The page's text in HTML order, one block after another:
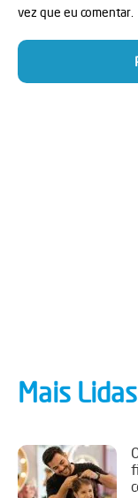
vez que eu comentar.
Mais Lidas